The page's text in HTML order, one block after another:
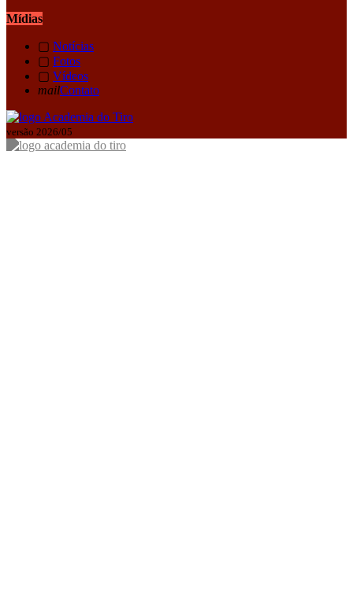
Mídias
▢ Notícias
▢ Fotos
▢ Vídeos
mailContato
versão 2026/05